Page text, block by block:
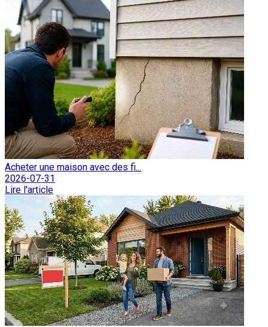
Acheter une maison avec des fi...
2026-07-31
Lire l'article